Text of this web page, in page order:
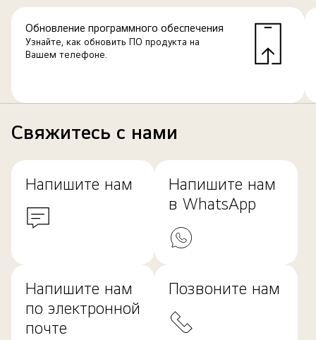
Обновление программного обеспечения
Узнайте, как обновить ПО продукта на
Вашем телефоне.
Свяжитесь с нами
Напишите нам
Напишите нам
в WhatsApp
Напишите нам
по электронной
почте
Позвоните нам